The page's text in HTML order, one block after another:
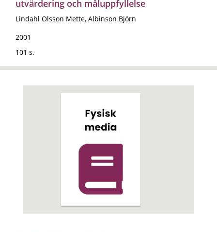
utvärdering och måluppfyllelse
Lindahl Olsson Mette, Albinson Björn
2001
101 s.